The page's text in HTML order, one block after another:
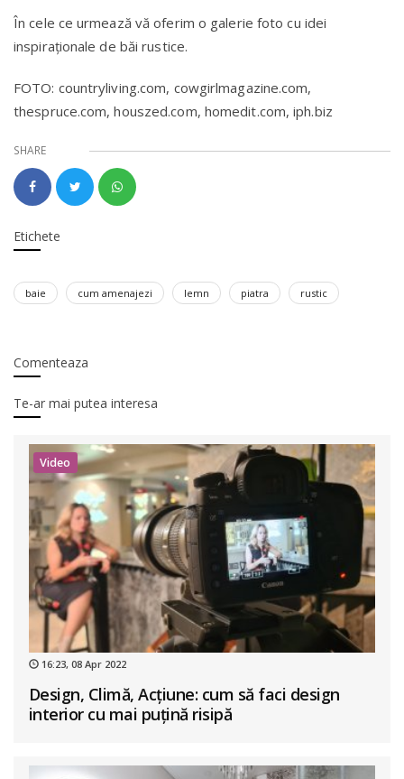
În cele ce urmează vă oferim o galerie foto cu idei
inspiraţionale de băi rustice.
FOTO: countryliving.com, cowgirlmagazine.com,
thespruce.com, houszed.com, homedit.com, iph.biz
SHARE
Etichete
baie cum amenajezi lemn piatra rustic
Comenteaza
Te-ar mai putea interesa
Video
16:23, 08 Apr 2022
Design, Climă, Acțiune: cum să faci design
interior cu mai puțină risipă